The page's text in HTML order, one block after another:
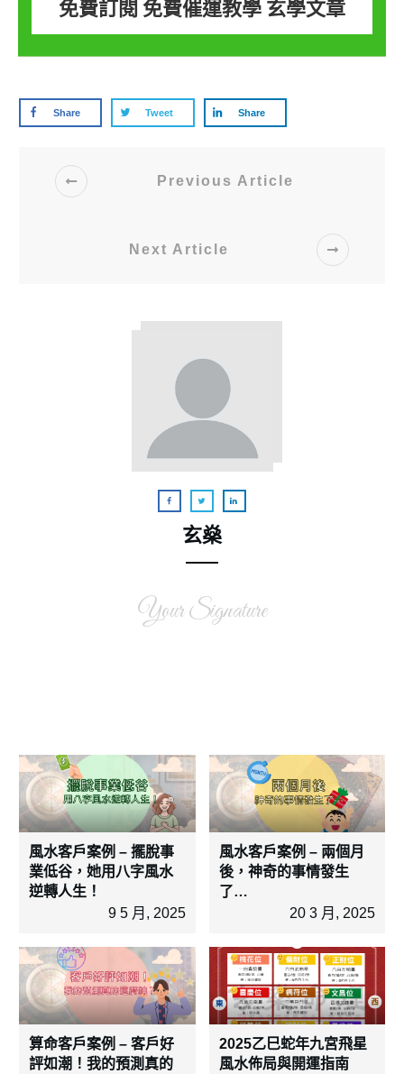
免費訂閱 免費催運教學 玄學文章
Share Tweet Share
Previous Article
Next Article
玄燊
Your Signature
風水客戶案例 – 擺脫事
業低谷，她用八字風水
逆轉人生！
9 5 月, 2025
風水客戶案例 – 兩個月
後，神奇的事情發生
了…
20 3 月, 2025
算命客戶案例 – 客戶好
評如潮！我的預測真的
2025乙巳蛇年九宮飛星
風水佈局與開運指南